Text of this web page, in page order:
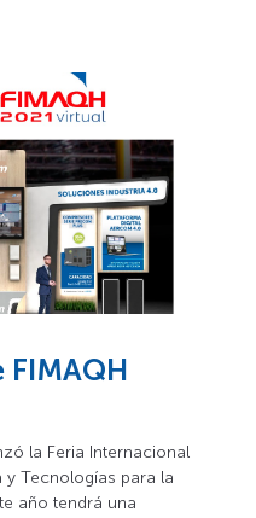
la Feria Internacional
Tecnologías para la
año tendrá una